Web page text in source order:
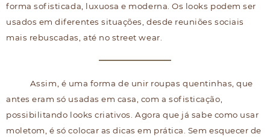
forma sofisticada, luxuosa e moderna. Os looks podem ser
usados em diferentes situações, desde reuniões sociais
mais rebuscadas, até no street wear.
Assim, é uma forma de unir roupas quentinhas, que
antes eram só usadas em casa, com a sofisticação,
possibilitando looks criativos. Agora que já sabe como usar
moletom, é só colocar as dicas em prática. Sem esquecer de